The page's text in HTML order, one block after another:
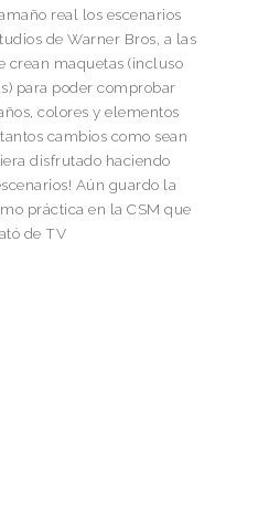
real los escenarios
de Warner Bros, a las
crean maquetas (incluso
para poder comprobar
colores y elementos
cambios como sean
disfrutado haciendo
Aún guardo la
práctica en la CSM que
de TV